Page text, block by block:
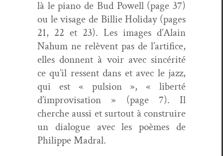
là le piano de Bud Pow­ell (page 37)
ou le vis­age de Bil­lie Hol­i­day (pages
21, 22 et 23). Les images d’Alain
Nahum ne relèvent pas de l’artifice,
elles don­nent à voir avec sincérité
ce qu’il ressent dans et avec le jazz,
qui est « pul­sion », « lib­erté
d’improvisation » (page 7). Il
cherche aus­si et surtout à con­stru­ire
un dia­logue avec les poèmes de
Philippe Madral.